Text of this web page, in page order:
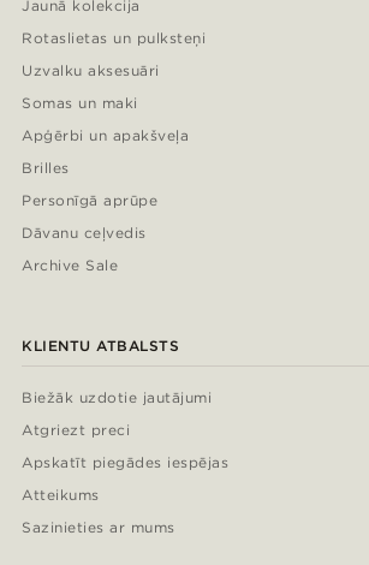
Jaunā kolekcija
Rotaslietas un pulksteņi
Uzvalku aksesuāri
Somas un maki
Apģērbi un apakšveļa
Brilles
Personīgā aprūpe
Dāvanu ceļvedis
Archive Sale
KLIENTU ATBALSTS
Biežāk uzdotie jautājumi
Atgriezt preci
Apskatīt piegādes iespējas
Atteikums
Sazinieties ar mums